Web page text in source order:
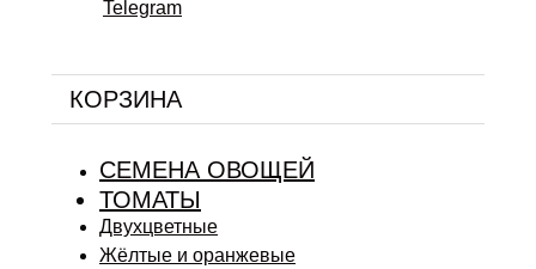
Telegram
КОРЗИНА
СЕМЕНА ОВОЩЕЙ
ТОМАТЫ
Двухцветные
Жёлтые и оранжевые